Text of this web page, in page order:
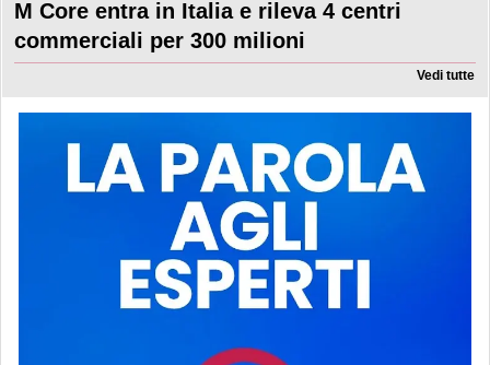
M Core entra in Italia e rileva 4 centri
commerciali per 300 milioni
Vedi tutte